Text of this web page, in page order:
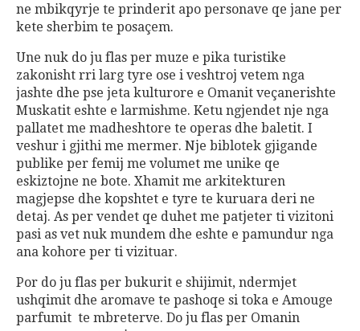
ne mbikqyrje te prinderit apo personave qe jane per
kete sherbim te posaçem.
Une nuk do ju flas per muze e pika turistike
zakonisht rri larg tyre ose i veshtroj vetem nga
jashte dhe pse jeta kulturore e Omanit veçanerishte
Muskatit eshte e larmishme. Ketu ngjendet nje nga
pallatet me madheshtore te operas dhe baletit. I
veshur i gjithi me mermer. Nje biblotek gjigande
publike per femij me volumet me unike qe
eskiztojne ne bote. Xhamit me arkitekturen
magjepse dhe kopshtet e tyre te kuruara deri ne
detaj. As per vendet qe duhet me patjeter ti vizitoni
pasi as vet nuk mundem dhe eshte e pamundur nga
ana kohore per ti vizituar.
Por do ju flas per bukurit e shijimit, ndermjet
ushqimit dhe aromave te pashoqe si toka e Amouge
parfumit te mbreterve. Do ju flas per Omanin